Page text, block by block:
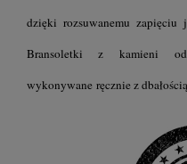
dzięki rozsuwanemu zapięciu
Bransoletki z kamieni
wykonywane ręcznie z